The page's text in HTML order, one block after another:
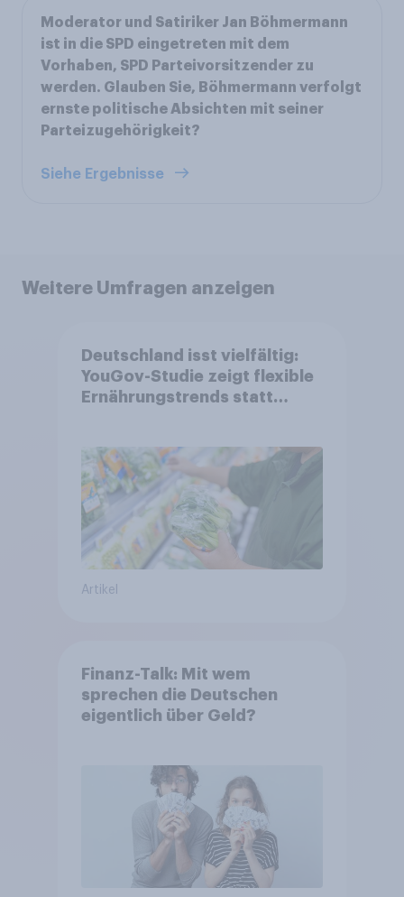
Moderator und Satiriker Jan Böhmermann
ist in die SPD eingetreten mit dem
Vorhaben, SPD Parteivorsitzender zu
werden. Glauben Sie, Böhmermann verfolgt
ernste politische Absichten mit seiner
Parteizugehörigkeit?
Siehe Ergebnisse
Weitere Umfragen anzeigen
Deutschland isst vielfältig:
YouGov-Studie zeigt flexible
Ernährungstrends statt
Artikel
Finanz-Talk: Mit wem
sprechen die Deutschen
eigentlich über Geld?